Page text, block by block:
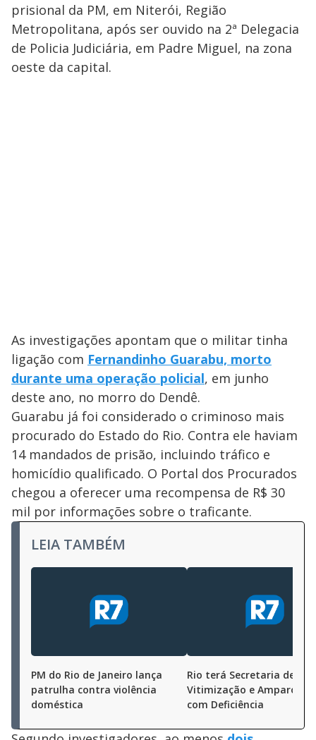
prisional da PM, em Niterói, Região
Metropolitana, após ser ouvido na 2ª Delegacia
de Policia Judiciária, em Padre Miguel, na zona
oeste da capital.
As investigações apontam que o militar tinha
ligação com Fernandinho Guarabu, morto
durante uma operação policial, em junho
deste ano, no morro do Dendê.
Guarabu já foi considerado o criminoso mais
procurado do Estado do Rio. Contra ele haviam
14 mandados de prisão, incluindo tráfico e
homicídio qualificado. O Portal dos Procurados
chegou a oferecer uma recompensa de R$ 30
mil por informações sobre o traficante.
LEIA TAMBÉM
PM do Rio de Janeiro lança
patrulha contra violência
doméstica
Rio terá Secretaria de
Vitimização e Amparo à
com Deficiência